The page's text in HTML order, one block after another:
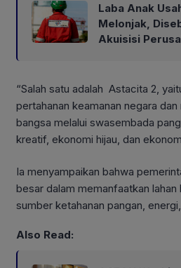
Laba Anak
Melonjak,
Akuisisi
“Salah satu adalah Astacita 2,
pertahanan keamanan negara
bangsa melalui swasembada
kreatif, ekonomi hijau, dan
Ia menyampaikan bahwa
besar dalam memanfaatkan
sumber ketahanan pangan,
Also Read: